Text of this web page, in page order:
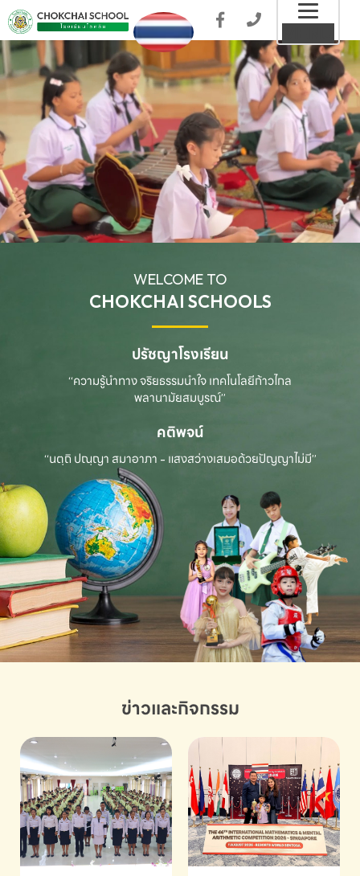
WELCOME TO
CHOKCHAI SCHOOLS
ปรัชญาโรงเรียน
“ความรู้นำทาง จริยธรรมนำใจ เทคโนโลยีก้าวไกล
พลานามัยสมบูรณ์”
คติพจน์
“นตฺถิ ปณฺญา สมาอาภา - แสงสว่างเสมอด้วยปัญญาไม่มี”
ข่าวและกิจกรรม